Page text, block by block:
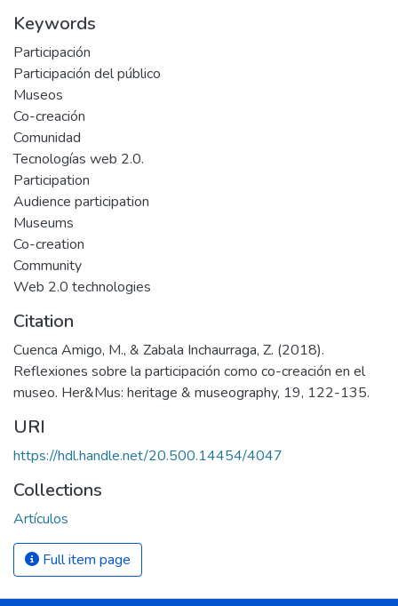
Keywords
Participación
Participación del público
Museos
Co-creación
Comunidad
Tecnologías web 2.0.
Participation
Audience participation
Museums
Co-creation
Community
Web 2.0 technologies
Citation
Cuenca Amigo, M., & Zabala Inchaurraga, Z. (2018).
Reflexiones sobre la participación como co-creación en el
museo. Her&Mus: heritage & museography, 19, 122-135.
URI
https://hdl.handle.net/20.500.14454/4047
Collections
Artículos
Full item page